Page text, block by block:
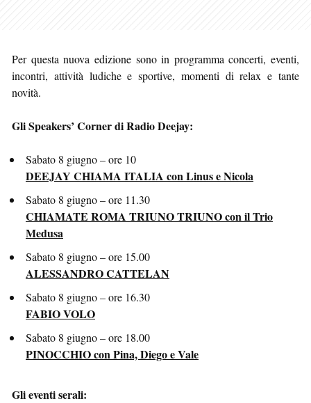
Per questa nuova edizione sono in programma concerti, eventi,
incontri, attività ludiche e sportive, momenti di relax e tante
novità.
Gli Speakers’ Corner di Radio Deejay:
Sabato 8 giugno – ore 10
DEEJAY CHIAMA ITALIA con Linus e Nicola
Sabato 8 giugno – ore 11.30
CHIAMATE ROMA TRIUNO TRIUNO con il Trio
Medusa
Sabato 8 giugno – ore 15.00
ALESSANDRO CATTELAN
Sabato 8 giugno – ore 16.30
FABIO VOLO
Sabato 8 giugno – ore 18.00
PINOCCHIO con Pina, Diego e Vale
Gli eventi serali: